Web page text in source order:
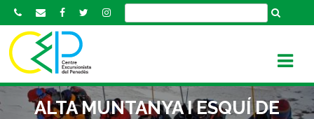
k
o
c
ALTA MUNTANYA I ESQUÍ DE